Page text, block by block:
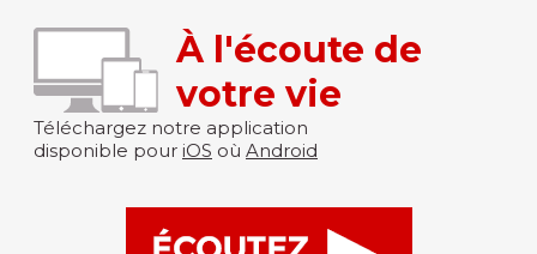
À l'écoute de
votre vie
Téléchargez notre application
disponible pour iOS où Android